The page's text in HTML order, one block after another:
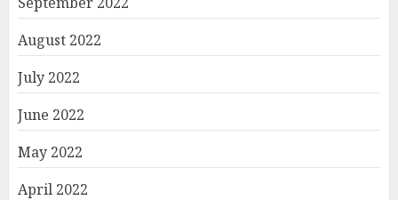
August 2022
July 2022
June 2022
May 2022
April 2022